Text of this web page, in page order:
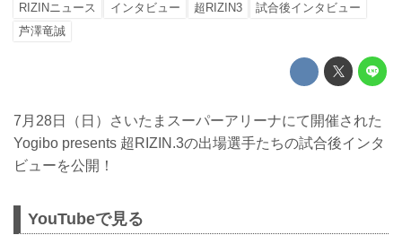
RIZINニュース インタビュー 超RIZIN3
試合後インタビュー
芦澤竜誠
7月28日（日）さいたまスーパーアリーナにて開催された
Yogibo presents 超RIZIN.3の出場選手たちの試合後インタ
ビューを公開！
YouTubeで見る